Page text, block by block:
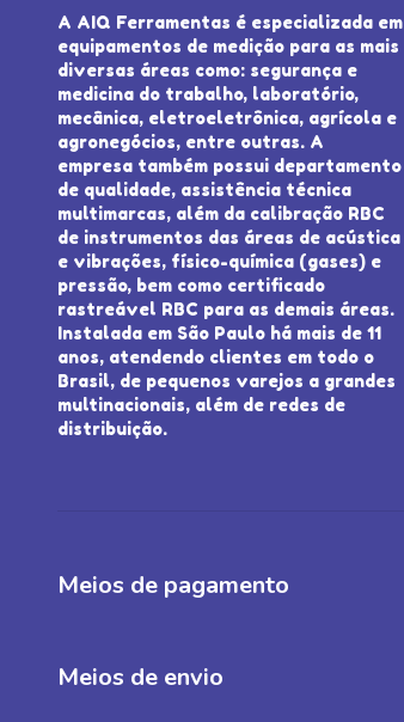
A AIQ Ferramentas é especializada em
equipamentos de medição para as mais
diversas áreas como: segurança e
medicina do trabalho, laboratório,
mecânica, eletroeletrônica, agrícola e
agronegócios, entre outras. A
empresa também possui departamento
de qualidade, assistência técnica
multimarcas, além da calibração RBC
de instrumentos das áreas de acústica
e vibrações, físico-química (gases) e
pressão, bem como certificado
rastreável RBC para as demais áreas.
Instalada em São Paulo há mais de 11
anos, atendendo clientes em todo o
Brasil, de pequenos varejos a grandes
multinacionais, além de redes de
distribuição.
Meios de pagamento
Meios de envio